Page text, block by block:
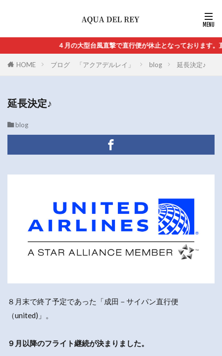
４月の大型台風直撃で直行便が休止となっております。
HOME ブログ 「アクアデルレイ」 blog 延長決定♪
延長決定♪
blog
８月末で終了予定であった「成田－サイパン直行便
（united)」。
９月以降のフライト継続が決まりました。